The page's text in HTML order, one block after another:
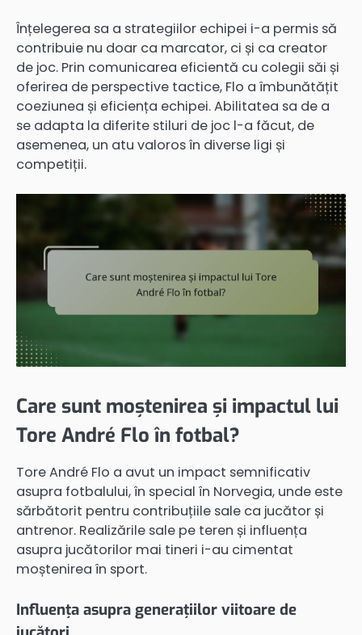
Înțelegerea sa a strategiilor echipei i-a permis să
contribuie nu doar ca marcator, ci și ca creator
de joc. Prin comunicarea eficientă cu colegii săi și
oferirea de perspective tactice, Flo a îmbunătățit
coeziunea și eficiența echipei. Abilitatea sa de a
se adapta la diferite stiluri de joc l-a făcut, de
asemenea, un atu valoros în diverse ligi și
competiții.
Care sunt moștenirea și impactul lui
Tore André Flo în fotbal?
Tore André Flo a avut un impact semnificativ
asupra fotbalului, în special în Norvegia, unde este
sărbătorit pentru contribuțiile sale ca jucător și
antrenor. Realizările sale pe teren și influența
asupra jucătorilor mai tineri i-au cimentat
moștenirea în sport.
Influența asupra generațiilor viitoare de